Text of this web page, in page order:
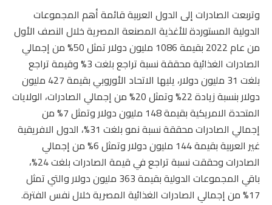
وتربعت الصادرات إلى الدول العربية قائمة أهم المجموعات
الدولية المستوردة للأغذية المصنعة المصرية خلال النصف الأول
من عام 2022 بقيمة 1086 مليون دولار تمثل 50% من إجمالي
الصادرات الغذائية محققة نسبة تراجع بلغت 3% وقيمة تراجع
بلغت 31 مليون دولار، يليها الاتحاد الأوروبي بقيمة 427 مليون
دولار بنسبة زيادة 22% وتمثل 20% من إجمالي الصادرات، الولايات
المتحدة الامريكية بقيمة 148 مليون دولار وتمثل 7% من
إجمالي الصادرات محققة نسبة نمو بلغت 31%، الدول الافريقية
غير العربية بقيمة 144 مليون دولار وتمثل 6% من إجمالي
الصادرات وحققت نسبة تراجع في قيمة الصادرات بلغت 24%،
باقي المجموعات الدولية بقيمة 363 مليون دولار والتي تمثل
17% من إجمالي الصادرات الغذائية المصرية خلال نفس الفترة.